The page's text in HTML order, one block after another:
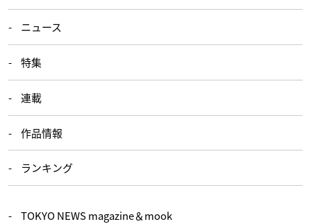
ニュース
特集
連載
作品情報
ランキング
TOKYO NEWS magazine＆mook